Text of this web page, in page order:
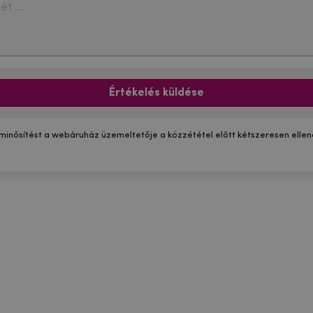
Értékelés küldése
a webáruház üzemeltetője a közzététel előtt kétszeresen